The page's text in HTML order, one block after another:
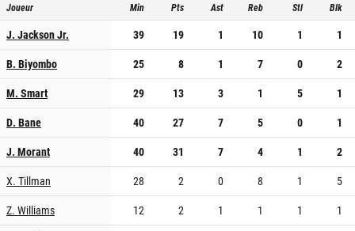
Joueur Min Pts Ast Reb Stl Blk
J. Jackson Jr. 39 19 1 10 1
1
B. Biyombo
25 8 1 7 0
2
M. Smart
29 13 3 1 5
1
D. Bane
40 27 7 5 0
1
J. Morant
40 31 7 4 1
2
X. Tillman
28 2 0 8 1
5
Z. Williams
12 2 1 1 1
1